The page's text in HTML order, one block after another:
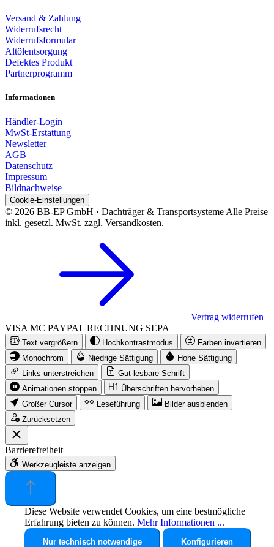
Versand & Zahlung
Widerrufsrecht
Widerrufsformular
Altölentsorgung
Defektes Produkt
Partnerprogramm
Informationen
Händler-Login
MwSt-Erstattung
Newsletter
AGB
Datenschutz
Impressum
Bildnachweise
Cookie-Einstellungen
© 2026 BB-EP GmbH · Dachträger & Transportsysteme Alle Preise
inkl. gesetzl. MwSt. zzgl. Versandkosten.
Vertrag widerrufen
VISA MC PAYPAL RECHNUNG SEPA
Text vergrößern Hochkontrastmodus
Farben invertieren
Monochrom
Niedrige Sättigung
Hohe Sättigung
Links unterstreichen
Gut lesbare Schrift
Animationen stoppen
Überschriften hervorheben
Großer Cursor
Leseführung
Bilder ausblenden
Zurücksetzen
Barrierefreiheit
Werkzeugleiste anzeigen
Diese Website verwendet Cookies, um eine bestmögliche
Erfahrung bieten zu können. Mehr Informationen ...
Nur technisch notwendige Konfigurieren